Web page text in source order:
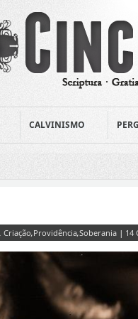
CALVINISMO
Criação,Providência,Soberania | 14